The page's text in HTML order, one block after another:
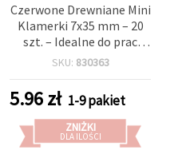
Czerwone Drewniane Mini
Klamerki 7x35 mm – 20
szt. – Idealne do prac
kreatywnych,
ekspozycji zdjęć i
świątecznego pakowania
prezentów
SKU: 830363
5.96zł 1-9 pakiet
ZNIŻKI
DLA ILOŚCI